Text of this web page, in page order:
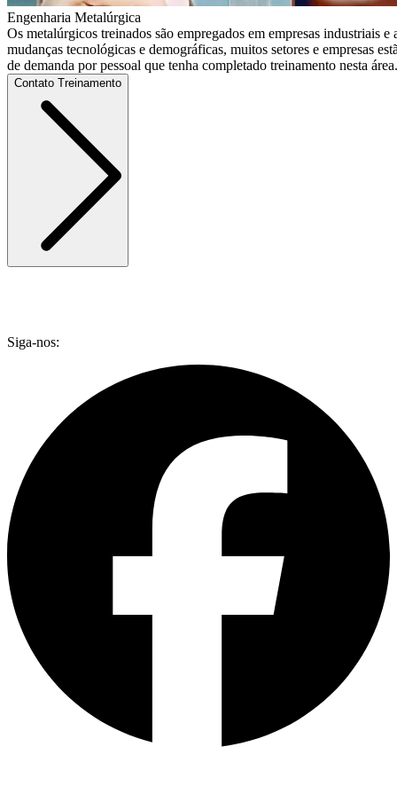
Engenharia Metalúrgica
Os metalúrgicos treinados são empregados em empresas industriais e
mudanças tecnológicas e demográficas, muitos setores e empresas
de demanda por pessoal que tenha completado treinamento nesta área.
Contato Treinamento
Siga-nos: